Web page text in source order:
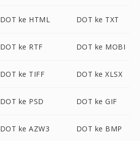
DOT ke HTML DOT ke TXT
DOT ke RTF DOT ke MOBI
DOT ke TIFF DOT ke XLSX
DOT ke PSD DOT ke GIF
DOT ke AZW3 DOT ke BMP